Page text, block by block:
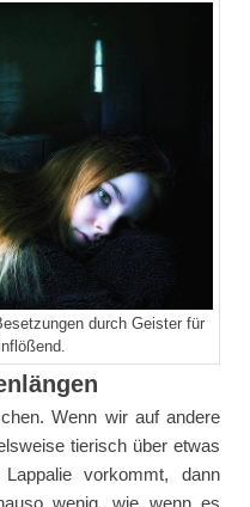
durch Geister für
Wenn wir auf andere
tierisch über etwas
vorkommt, dann
wenig, wie wenn es